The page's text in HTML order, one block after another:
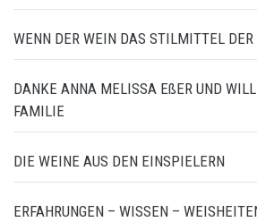
WENN DER WEIN DAS STILMITTEL DER
DANKE ANNA MELISSA EßER UND
FAMILIE
DIE WEINE AUS DEN EINSPIELERN
ERFAHRUNGEN – WISSEN –